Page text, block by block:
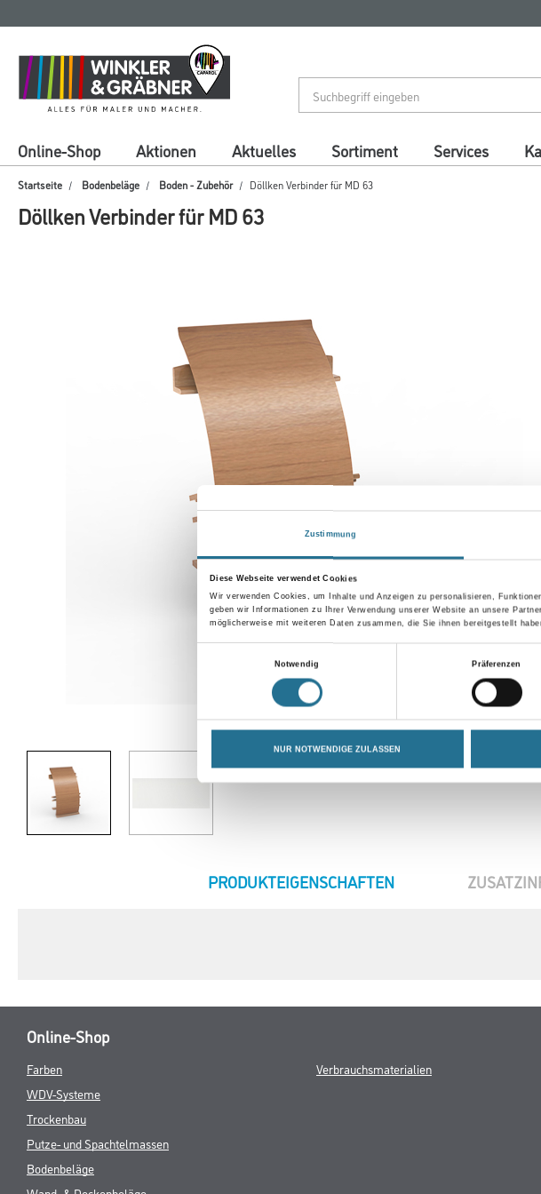
Zustimmung
Diese Webseite verwendet Cookies
Wir verwenden Cookies, um Inhalte und Anzeigen zu personalisieren,
geben wir Informationen zu Ihrer Verwendung unserer Website an unsere
möglicherweise mit weiteren Daten zusammen, die Sie ihnen bereitgestellt
Notwendig
Präferenzen
NUR NOTWENDIGE ZULASSEN
springen
springen
Online-Shop Aktionen Aktuelles Sortiment Services
Startseite Bodenbeläge Boden - Zubehör Döllken Verbinder für MD 63
Döllken Verbinder für MD 63
CURRENT
PRODUKTEIGENSCHAFTEN
Online-Shop
Farben
WDV-Systeme
Trockenbau
Putze- und Spachtelmassen
Bodenbeläge
Verbrauchsmaterialien